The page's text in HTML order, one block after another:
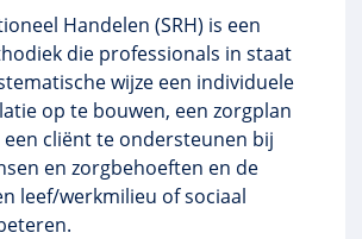
Handelen (SRH) is een
die professionals in staat
wijze een individuele
op te bouwen, een zorgplan
cliënt te ondersteunen bij
en zorgbehoeften en de
leef/werkmilieu of sociaal